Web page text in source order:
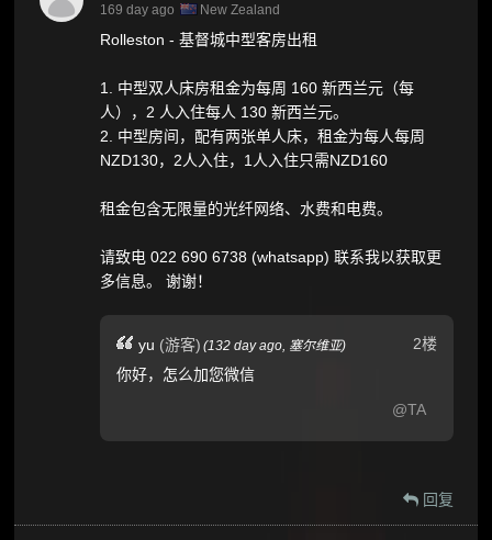
169 day ago New Zealand
Rolleston - 基督城中型客房出租
1. 中型双人床房租金为每周 160 新西兰元（每
人），2 人入住每人 130 新西兰元。
2. 中型房间，配有两张单人床，租金为每人每周
NZD130，2人入住，1人入住只需NZD160
租金包含无限量的光纤网络、水费和电费。
请致电 022 690 6738 (whatsapp) 联系我以获取更
多信息。 谢谢！
2楼
yu (游客) (132 day ago, 塞尔维亚)
你好，怎么加您微信
@TA
回复